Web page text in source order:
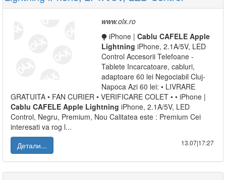
www.olx.ro
⧭ iPhone | Cablu CAFELE Apple
Lightning iPhone, 2.1A/5V, LED
Control Accesorii Telefoane -
Tablete Incarcatoare, cabluri,
adaptoare 60 lei Negociabil Cluj-
Napoca Azi 60 lei: • LIVRARE
GRATUITA • FAN CURIER • VERIFICARE COLET • • iPhone |
Cablu CAFELE Apple Lightning iPhone, 2.1A/5V, LED
Control, Negru, Premium, Nou Calitatea este : Premium Cei
interesati va rog l...
Детали...
13.07|17:27